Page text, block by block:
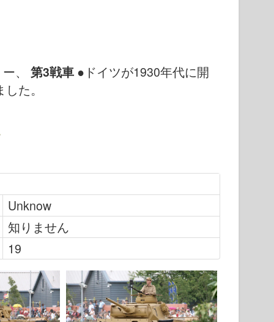
、 第3戦車 ●ドイツが1930年代に開
た。
Unknow
知りません
19